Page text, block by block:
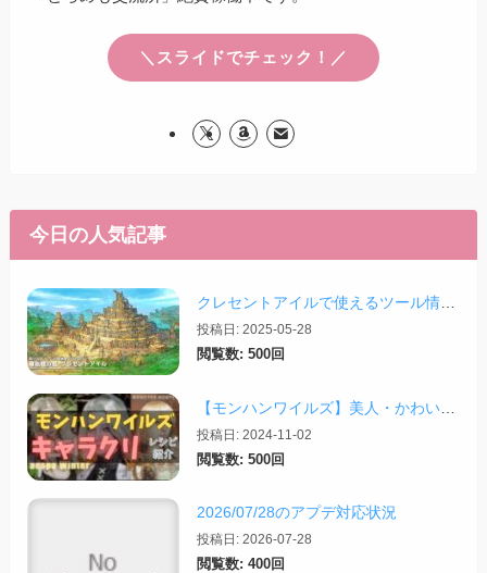
＼スライドでチェック！／
今日の人気記事
クレセントアイルで使えるツール情報まとめ【2026/07/30更新】
投稿日: 2025-05-28
閲覧数: 500回
投稿日: 2024-11-02
閲覧数: 500回
2026/07/28のアプデ対応状況
投稿日: 2026-07-28
閲覧数: 400回